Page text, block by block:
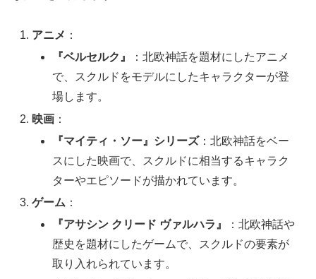
アニメ ：
『ベルセルク』
：北欧神話を題材にしたアニメ
で、スクルドをモデルにしたキャラクターが登
場します。
映画 ：
『マイティ・ソー』シリーズ：北欧神話をベー
スにした映画で、スクルドに相当するキャラク
ターやエピソードが描かれています。
ゲーム ：
『アサシン クリード ヴァルハラ』
：北欧神話や
歴史を題材にしたゲームで、スクルドの要素が
取り入れられています。